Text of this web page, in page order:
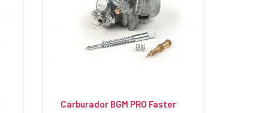
Carburador BGM PRO Faster